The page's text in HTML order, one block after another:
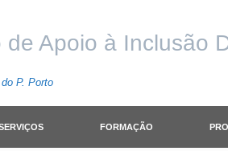
de Apoio à Inclusão
P. Porto
FORMAÇÃO